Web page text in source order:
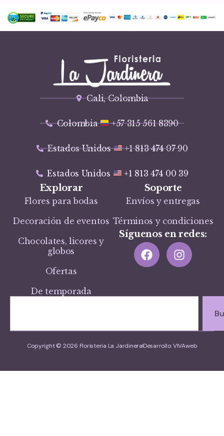
Cali, Colombia
Colombia +57 315 561 8390
Estados Unidos +1 813 474 07 90
Estados Unidos +1 813 474 00 39
Explorar
Flores para bodas
Decoración de eventos
Chocolates, licores y
globos
Ofertas
De temporada
Soporte
Envíos y entregas
Términos y condiciones
Síguenos en redes:
Copyright © 2026 Floristeria La JardineraDesarrollo: VIVAweb